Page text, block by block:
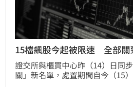
15檔飆股今起被限速 全部關
證交所與櫃買中心昨（14）日同
關」新名單，處置期間自今（15